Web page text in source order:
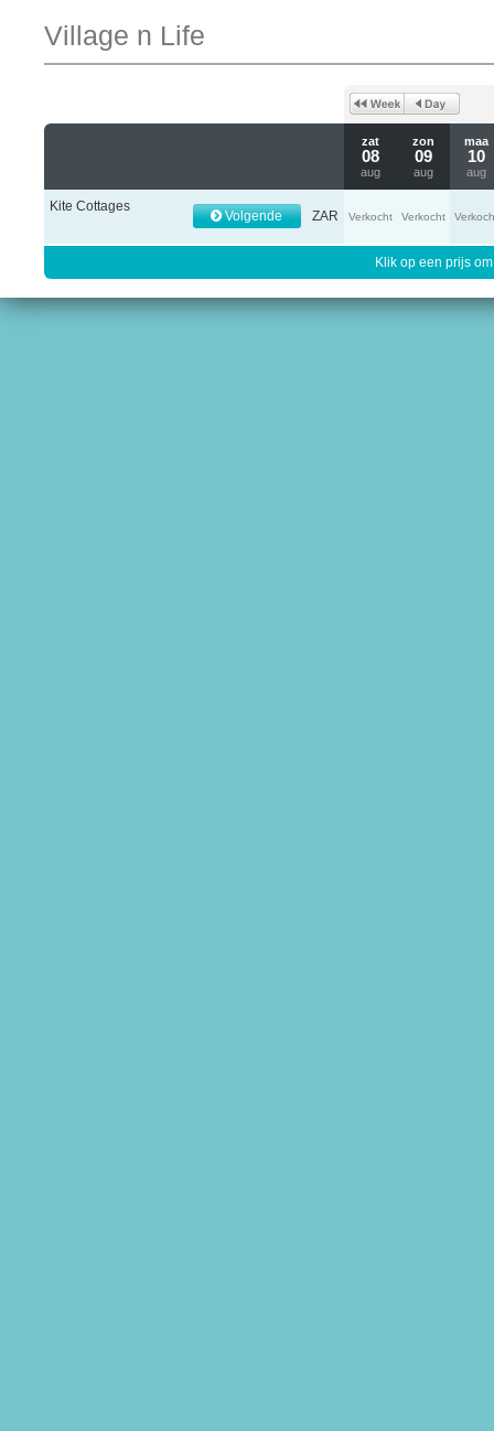
Village n Life
zat
08
aug
zon
09
aug
maa
10
aug
Kite Cottages
Volgende ZAR Verkocht Verkocht
Klik op een prijs